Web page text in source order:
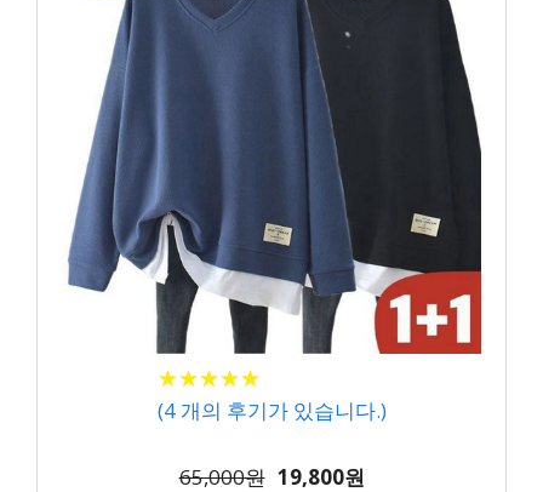
★★★★★
★★★★★
(4개의 후기가 있습니다.)
65,000원 19,800원